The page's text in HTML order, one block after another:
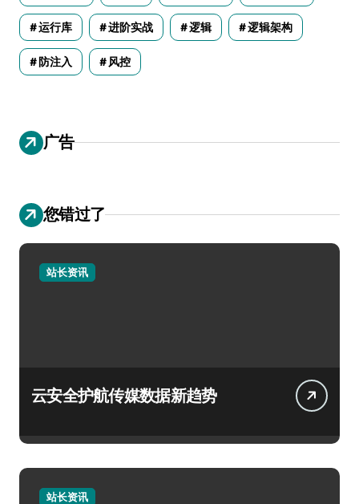
运行库 进阶实战 逻辑 逻辑架构
防注入 风控
广告
您错过了
站长资讯
云安全护航传媒数据新趋势
站长资讯